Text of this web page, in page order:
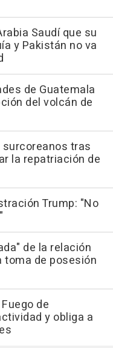
Saudí que su
y Pakistán no va
de Guatemala
del volcán de
surcoreanos tras
la repatriación de
Trump: "No
de la relación
toma de posesión
de
y obliga a